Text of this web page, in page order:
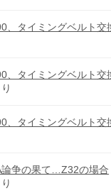
タイミングベルト交
タイミングベルト交
タイミングベルト交
論争の果て…Z32の場合